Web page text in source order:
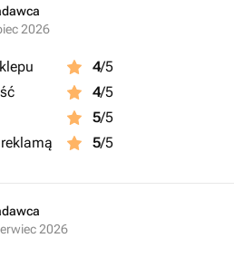
2026
4/5
4/5
5/5
5/5
2026